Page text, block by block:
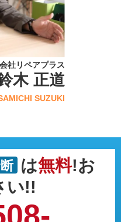
社リペアプラス
木 正道
SUZUKI
は無料!お
い!!